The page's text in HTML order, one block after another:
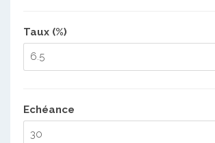
Taux (%)
Echéance